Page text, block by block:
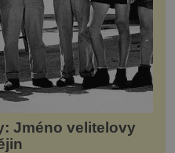
Jméno velitelovy